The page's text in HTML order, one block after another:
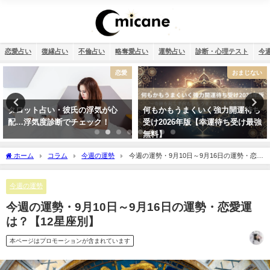
恋愛占い 復縁占い 不倫占い 略奪愛占い 運勢占い 診断・心理テスト 今
の浮気が心
ェック！
おまじない
何もかもうまくいく強力開運待ち
受け2026年版【幸運待ち受け最強
無料】
相性占い・既婚
この恋愛は上手
き？
ホーム コラム 今週の運勢
今週の運勢・9月10日～9月16日の運勢・恋愛
運は？【12星座別】
今週の運勢
今週の運勢・9月10日～9月16日の運勢・恋愛運
は？【12星座別】
本ページはプロモーションが含まれています